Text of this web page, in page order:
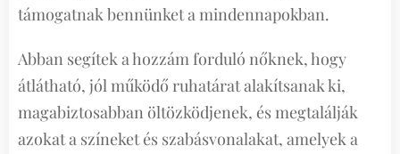
támogatnak bennünket a mindennapokban.
Abban segítek a hozzám forduló nőknek, hogy
átlátható, jól működő ruhatárat alakítsanak ki,
magabiztosabban öltözködjenek, és megtalálják
azokat a színeket és szabásvonalakat, amelyek a